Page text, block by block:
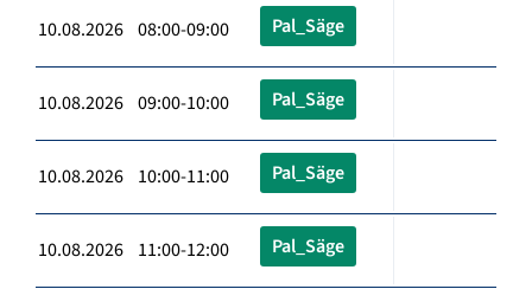
10.08.2026 08:00-09:00 Pal_Säge
10.08.2026 09:00-10:00 Pal_Säge
10.08.2026 10:00-11:00 Pal_Säge
10.08.2026 11:00-12:00 Pal_Säge